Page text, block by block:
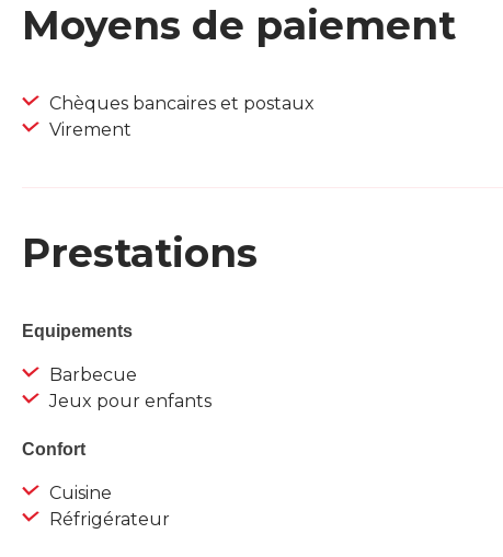
Moyens de paiement
Chèques bancaires et postaux
Virement
Prestations
Equipements
Barbecue
Jeux pour enfants
Confort
Cuisine
Réfrigérateur